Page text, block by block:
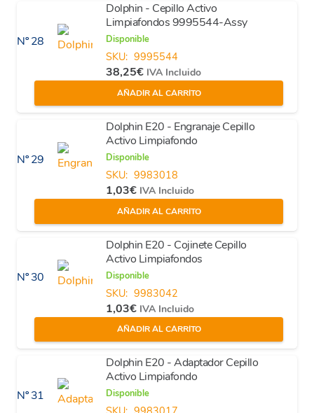
Nº 28
Dolphin - Cepillo Activo
Limpiafondos 9995544-Assy
Disponible
SKU: 9995544
38,25€ IVA Incluido
AÑADIR AL CARRITO
Nº 29
Dolphin E20 - Engranaje Cepillo
Activo Limpiafondo
Disponible
SKU: 9983018
1,03€ IVA Incluido
AÑADIR AL CARRITO
Nº 30
Dolphin E20 - Cojinete Cepillo
Activo Limpiafondos
Disponible
SKU: 9983042
1,03€ IVA Incluido
AÑADIR AL CARRITO
Nº 31
Dolphin E20 - Adaptador Cepillo
Activo Limpiafondo
Disponible